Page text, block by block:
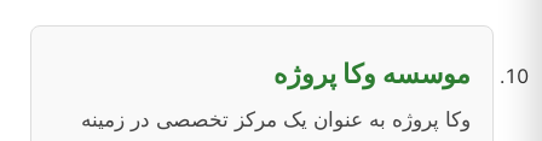
موسسه وکا پروژه
وکا پروژه به عنوان یک مرکز تخصصی در زمینه